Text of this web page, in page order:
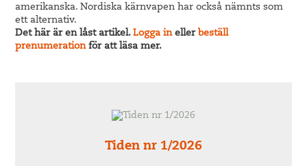
amerikanska. Nordiska kärnvapen har också nämnts som
ett alternativ.
Det här är en låst artikel.Logga ineller beställ
prenumerationför att läsa mer.
Tiden nr 1/2026